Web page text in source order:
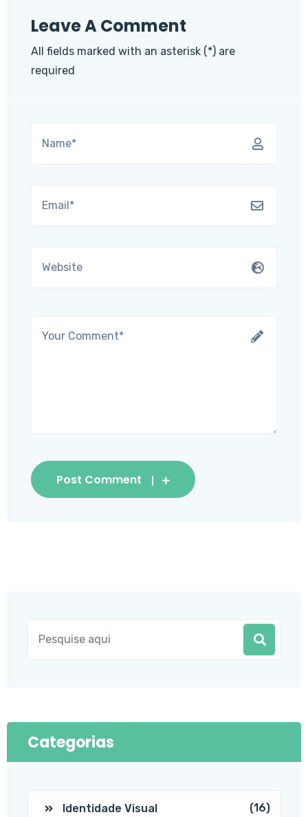
Leave A Comment
All fields marked with an asterisk (*) are
required
Post Comment
Categorias
Identidade Visual (16)